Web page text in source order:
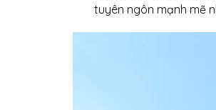
tuyên ngôn mạnh mẽ